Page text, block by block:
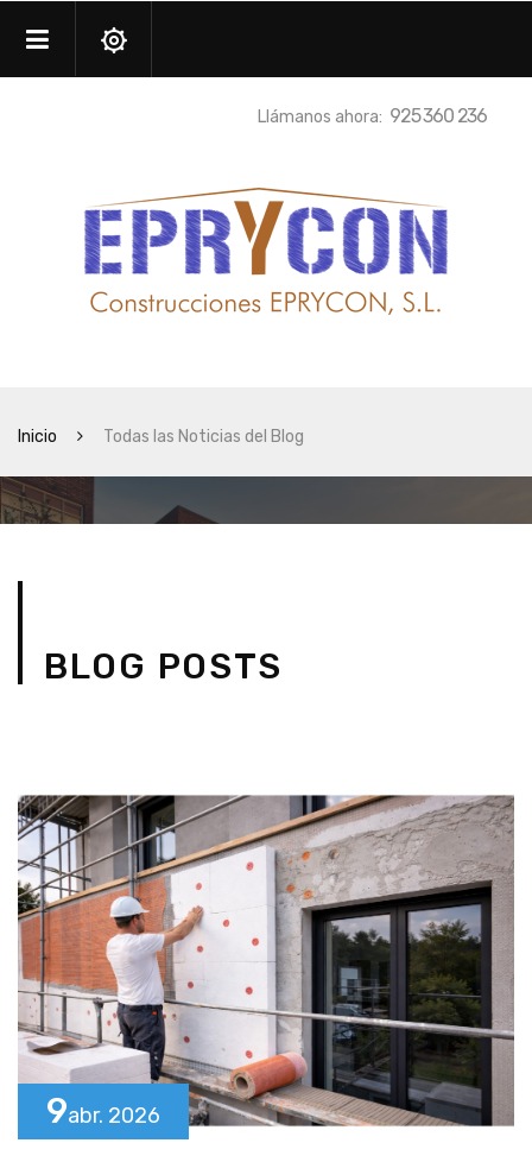
Llámanos ahora: 925 360 236
Inicio Todas las Noticias del Blog
BLOG POSTS
9abr. 2026